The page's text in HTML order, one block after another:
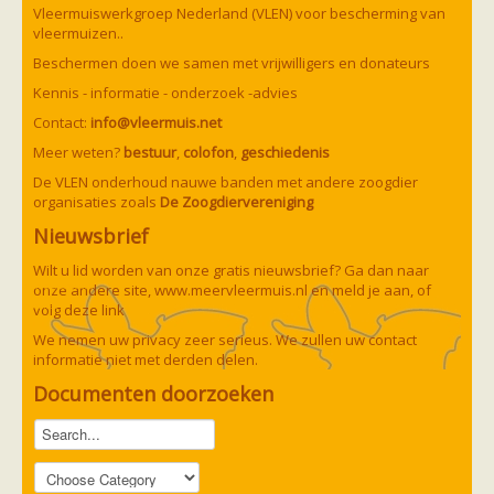
Vleermuizen in de tuin
Aankondiging activiteiten
Ik ben op zoek naar een detector
Ecologie en soorten
Hoe vleermuizen leven
Voedsel en jagen
Verblijfplaatsen
Echolocatie
Soorten
Baardvleermuis
Bechsteins vleermuis
Bosvleermuis
Brandt's vleermuis
Bruine of gewone grootoorvleermuis
Franjestaart
Gewone dwergvleermuis
Grijze grootoorvleermuis
Grote rosse vleermuis
Ingekorven vleermuis
Kleine en grote hoefijzerneus
Laatvlieger
Meervleermuis
Noordse vleermuis
Rosse vleermuis
Paul van Hoof
Vleermuiswerkgroep Nederland (VLEN) voor bescherming van
vleermuizen..
Beschermen doen we samen met vrijwilligers en donateurs
Kennis - informatie - onderzoek -advies
Contact: info@vleermuis.net
Meer weten? bestuur, colofon, geschiedenis
De VLEN onderhoud nauwe banden met andere zoogdier
organisaties zoals De Zoogdiervereniging
Nieuwsbrief
Wilt u lid worden van onze gratis nieuwsbrief? Ga dan naar
onze andere site,www.meervleermuis.nlen meld je aan, of
volg deze link
We nemen uw privacy zeer serieus. We zullen uw contact
informatie niet met derden delen.
Documenten doorzoeken